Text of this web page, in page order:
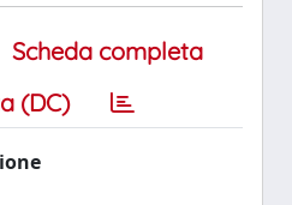
Scheda completa
(DC)